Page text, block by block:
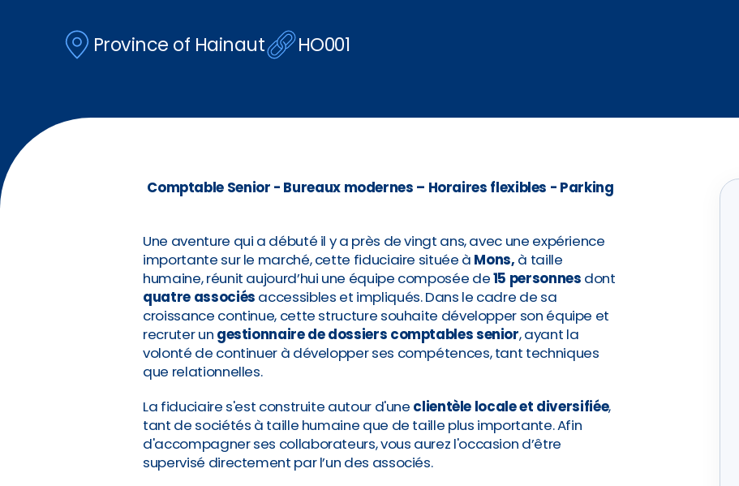
Province of Hainaut HO001
Comptable Senior - Bureaux modernes – Horaires flexibles - Parking
Une aventure qui a débuté il y a près de vingt ans, avec une expérience
importante sur le marché, cette fiduciaire située à Mons, à taille
humaine, réunit aujourd’hui une équipe composée de15 personnes dont
quatre associés accessibles et impliqués. Dans le cadre de sa
croissance continue, cette structure souhaite développer son équipe et
recruter un gestionnaire de dossiers comptables senior, ayant la
volonté de continuer à développer ses compétences, tant techniques
que relationnelles.
La fiduciaire s'est construite autour d'une clientèle locale et diversifiée,
tant de sociétés à taille humaine que de taille plus importante. Afin
d'accompagner ses collaborateurs, vous aurez l'occasion d’être
supervisé directement par l’un des associés.